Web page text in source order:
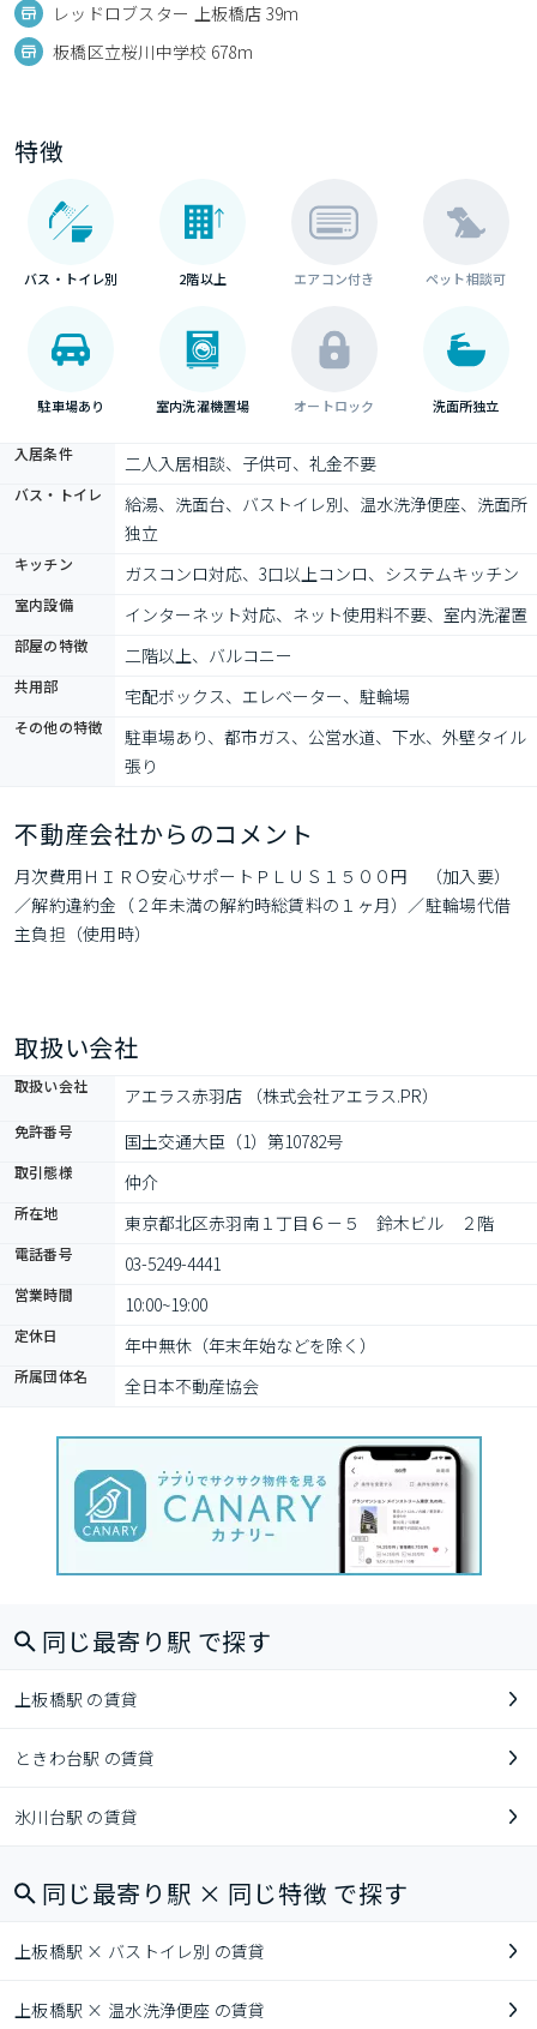
レッドロブスター 上板橋店 39m
板橋区立桜川中学校 678m
特徴
バス・トイレ別 2階以上 エアコン付き ペット相談可
駐車場あり 室内洗濯機置場 オートロック 洗面所独立
入居条件 二人入居相談、子供可、礼金不要
バス・トイレ
給湯、洗面台、バストイレ別、温水洗浄便座、洗面所
独立
キッチン ガスコンロ対応、3口以上コンロ、システムキッチン
室内設備 インターネット対応、ネット使用料不要、室内洗濯置
部屋の特徴 二階以上、バルコニー
共用部 宅配ボックス、エレベーター、駐輪場
その他の特徴
駐車場あり、都市ガス、公営水道、下水、外壁タイル
張り
不動産会社からのコメント
月次費用ＨＩＲＯ安心サポートＰＬＵＳ１５００円　（加入要）
／解約違約金（２年未満の解約時総賃料の１ヶ月）／駐輪場代借
主負担（使用時）
取扱い会社
取扱い会社 アエラス赤羽店 （株式会社アエラス.PR）
免許番号 国土交通大臣（1）第10782号
取引態様 仲介
所在地 東京都北区赤羽南１丁目６－５　鈴木ビル　２階
電話番号 03-5249-4441
営業時間 10:00~19:00
定休日 年中無休（年末年始などを除く）
所属団体名 全日本不動産協会
同じ最寄り駅 で探す
上板橋駅 の賃貸
ときわ台駅 の賃貸
氷川台駅 の賃貸
同じ最寄り駅 × 同じ特徴 で探す
上板橋駅 × バストイレ別 の賃貸
上板橋駅 × 温水洗浄便座 の賃貸